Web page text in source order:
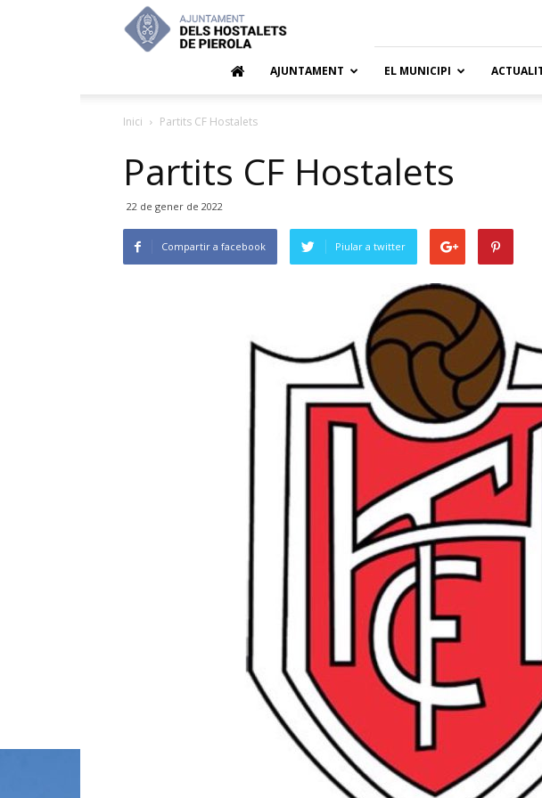
Hostalets
de
AJUNTAMENT EL MUNICIPI
Inici Partits CF Hostalets
Partits CF Hostalets
22 de gener de 2022
Compartir a facebook Piular a twitter